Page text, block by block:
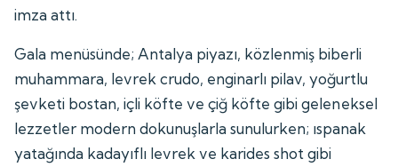
imza attı.
Gala menüsünde; Antalya piyazı, közlenmiş biberli
muhammara, levrek crudo, enginarlı pilav, yoğurtlu
şevketi bostan, içli köfte ve çiğ köfte gibi geleneksel
lezzetler modern dokunuşlarla sunulurken; ıspanak
yatağında kadayıflı levrek ve karides shot gibi